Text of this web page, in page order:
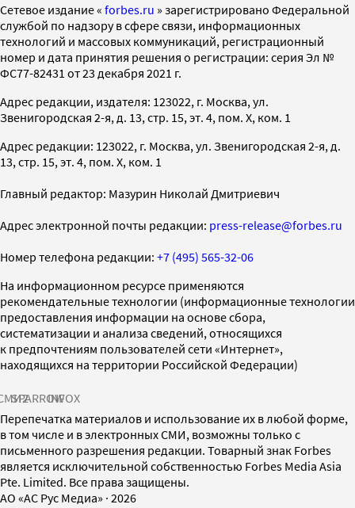
Cетевое издание « forbes.ru » зарегистрировано Федеральной
службой по надзору в сфере связи, информационных
технологий и массовых коммуникаций, регистрационный
номер и дата принятия решения о регистрации: серия Эл №
ФС77-82431 от 23 декабря 2021 г.
Адрес редакции, издателя: 123022, г. Москва, ул.
Звенигородская 2-я, д. 13, стр. 15, эт. 4, пом. X, ком. 1
Адрес редакции: 123022, г. Москва, ул. Звенигородская 2-я, д.
13, стр. 15, эт. 4, пом. X, ком. 1
Главный редактор: Мазурин Николай Дмитриевич
Адрес электронной почты редакции: press-release@forbes.ru
Номер телефона редакции: +7 (495) 565-32-06
На информационном ресурсе применяются
рекомендательные технологии (информационные технологии
предоставления информации на основе сбора,
систематизации и анализа сведений, относящихся
к предпочтениям пользователей сети «Интернет»,
находящихся на территории Российской Федерации)
SPARROWINFOX
Перепечатка материалов и использование их в любой форме,
в том числе и в электронных СМИ, возможны только с
письменного разрешения редакции. Товарный знак Forbes
является исключительной собственностью Forbes Media Asia
Pte. Limited. Все права защищены.
AO «АС Рус Медиа» · 2026